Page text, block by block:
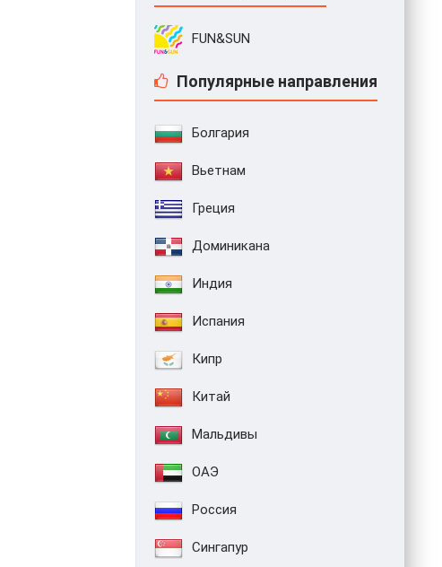
FUN&SUN
Популярные направления
Болгария
Вьетнам
Греция
Доминикана
Индия
Испания
Кипр
Китай
Мальдивы
ОАЭ
Россия
Сингапур